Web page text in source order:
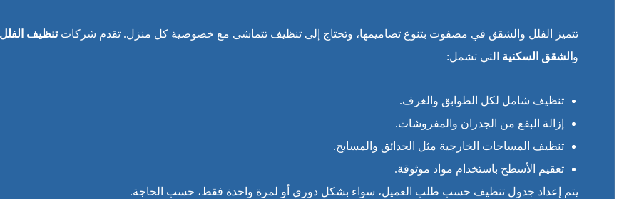
تتميز الفلل والشقق في مصفوت بتنوع تصاميمها، وتحتاج إلى تنظيف تتماشى مع خصوصية كل منزل. تقدم شركاتتنظيف الفلل
و الشقق السكنية التي تشمل:
تنظيف شامل لكل الطوابق والغرف.
إزالة البقع من الجدران والمفروشات.
تنظيف المساحات الخارجية مثل الحدائق والمسابح.
تعقيم الأسطح باستخدام مواد موثوقة.
يتم إعداد جدول تنظيف حسب طلب العميل، سواء بشكل دوري أو لمرة واحدة فقط، حسب الحاجة.